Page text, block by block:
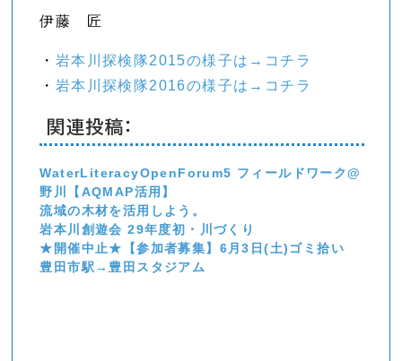
伊藤 匠
・ 岩本川探検隊2015の様子は→コチラ
・ 岩本川探検隊2016の様子は→コチラ
関連投稿:
WaterLiteracyOpenForum5 フィールドワーク@
野川【AQMAP活用】
流域の木材を活用しよう。
岩本川創遊会 29年度初・川づくり
★開催中止★【参加者募集】6月3日(土)ゴミ拾い
豊田市駅→豊田スタジアム